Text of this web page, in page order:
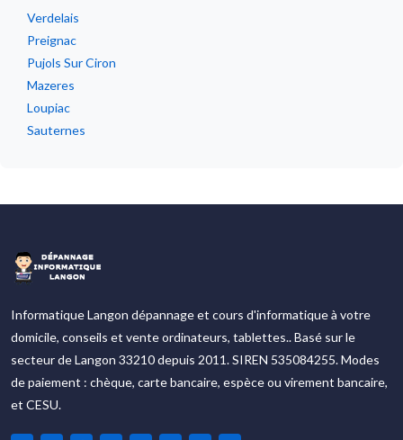
Verdelais
Preignac
Pujols Sur Ciron
Mazeres
Loupiac
Sauternes
Informatique Langon dépannage et cours d'informatique à votre
domicile, conseils et vente ordinateurs, tablettes.. Basé sur le
secteur de Langon 33210 depuis 2011. SIREN 535084255. Modes
de paiement : chèque, carte bancaire, espèce ou virement bancaire,
et CESU.